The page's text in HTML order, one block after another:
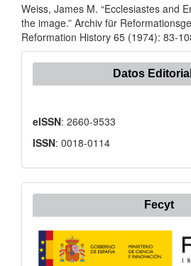
Weiss, James M. “Ecclesiastes and
the image.” Archiv für
Reformation History 65 (1974): 83-
Datos
eISSN: 2660-9533
ISSN: 0018-0114
Fecyt